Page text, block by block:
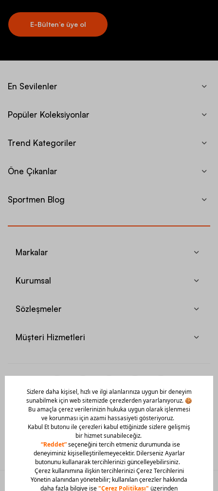
E-Bülten’e üye ol
En Sevilenler
Popüler Koleksiyonlar
Trend Kategoriler
Öne Çıkanlar
Sportmen Blog
Markalar
Kurumsal
Sözleşmeler
Müşteri Hizmetleri
Mobil Uygulamamızı Hemen İndir!